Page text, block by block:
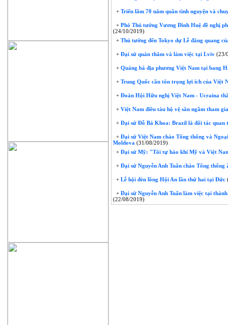
+ Triển lãm 70 năm quân tình nguyện và
+ Phó Thủ tướng Vương Đình Huệ đề nghị
(24/10/2019)
+ Thủ tướng đến Tokyo dự Lễ đăng quang
+ Đại sứ quán thăm và làm việc tại Lviv (23/
+ Quảng bá địa phương Việt Nam tại bang
+ Trung Quốc cần tôn trọng lợi ích của Việt
+ Đoàn Hội Hữu nghị Việt Nam - Ucraina
+ Việt Nam điều tàu hộ vệ săn ngầm tham
+ Đại sứ Đỗ Bá Khoa: Brazil là đối tác quan
+ Đại sứ Việt Nam chào Tổng thống và
Moldova (31/08/2019)
+ Đại sứ Mỹ: "Tôi tự hào khi Mỹ và Việt
+ Đại sứ Nguyễn Anh Tuấn chào Tổng
+ Lễ hội đèn lồng Hội An lần thứ hai tại Đức
+ Đại sứ Nguyễn Anh Tuấn làm việc tại
(22/08/2019)